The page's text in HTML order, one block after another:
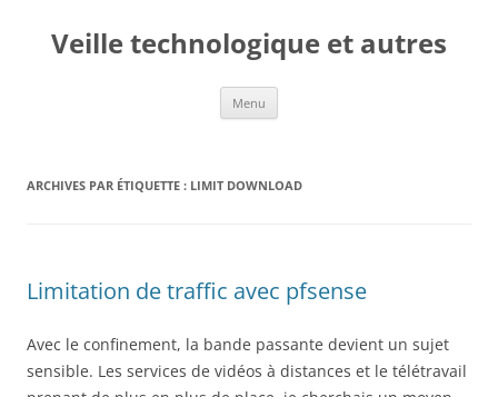
Veille technologique et autres
Menu
ARCHIVES PAR ÉTIQUETTE : LIMIT DOWNLOAD
Limitation de traffic avec pfsense
Avec le confinement, la bande passante devient un sujet
sensible. Les services de vidéos à distances et le télétravail